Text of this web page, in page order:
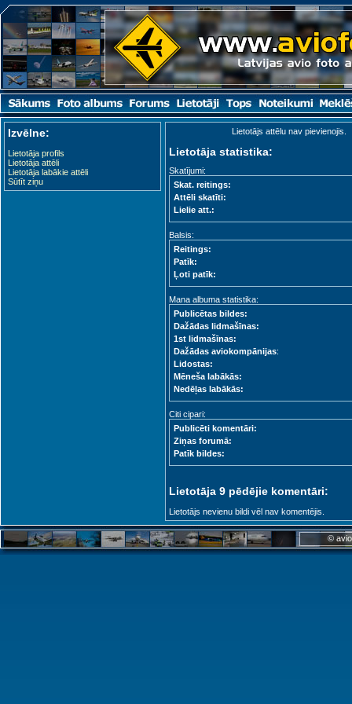
Izvēlne:
Lietotāja profils
Lietotāja attēli
Lietotāja labākie attēli
Sūtīt ziņu
Lietotājs attēlu nav pievienojis.
Lietotāja statistika:
Skatījumi:
Skat. reitings:
Attēli skatīti:
Lielie att.:
Balsis:
Reitings:
Patīk:
Ļoti patīk:
Mana albuma statistika:
Publicētas bildes:
Dažādas lidmašīnas:
1st lidmašīnas:
Dažādas aviokompānijas:
Lidostas:
Mēneša labākās:
Nedēļas labākās:
Citi cipari:
Publicēti komentāri:
Ziņas forumā:
Patīk bildes:
Lietotāja 9 pēdējie komentāri:
Lietotājs nevienu bildi vēl nav komentējis.
©